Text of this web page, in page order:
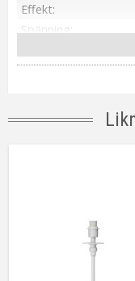
Effekt
Spänning
Material / Färg